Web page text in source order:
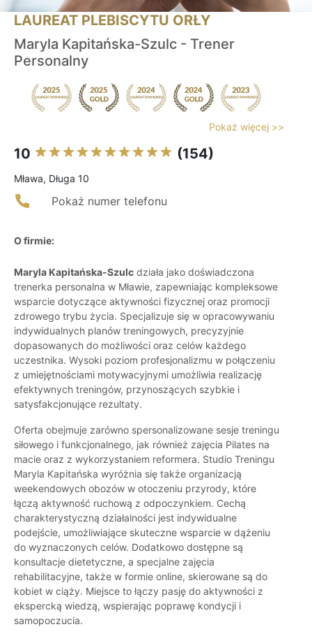
LAUREAT PLEBISCYTU ORŁY
Maryla Kapitańska-Szulc - Trener
Personalny
Pokaż więcej >>
10 (154)
Mława, Długa 10
Pokaż numer telefonu
O firmie:
Maryla Kapitańska-Szulc działa jako doświadczona
trenerka personalna w Mławie, zapewniając kompleksowe
wsparcie dotyczące aktywności fizycznej oraz promocji
zdrowego trybu życia. Specjalizuje się w opracowywaniu
indywidualnych planów treningowych, precyzyjnie
dopasowanych do możliwości oraz celów każdego
uczestnika. Wysoki poziom profesjonalizmu w połączeniu
z umiejętnościami motywacyjnymi umożliwia realizację
efektywnych treningów, przynoszących szybkie i
satysfakcjonujące rezultaty.
Oferta obejmuje zarówno spersonalizowane sesje treningu
siłowego i funkcjonalnego, jak również zajęcia Pilates na
macie oraz z wykorzystaniem reformera. Studio Treningu
Maryla Kapitańska wyróżnia się także organizacją
weekendowych obozów w otoczeniu przyrody, które
łączą aktywność ruchową z odpoczynkiem. Cechą
charakterystyczną działalności jest indywidualne
podejście, umożliwiające skuteczne wsparcie w dążeniu
do wyznaczonych celów. Dodatkowo dostępne są
konsultacje dietetyczne, a specjalne zajęcia
rehabilitacyjne, także w formie online, skierowane są do
kobiet w ciąży. Miejsce to łączy pasję do aktywności z
ekspercką wiedzą, wspierając poprawę kondycji i
samopoczucia.